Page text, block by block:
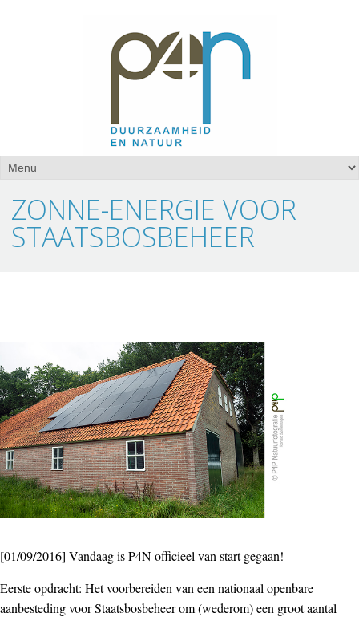
ZONNE-ENERGIE VOOR
STAATSBOSBEHEER
[01/09/2016] Vandaag is P4N officieel van start gegaan!
Eerste opdracht: Het voorbereiden van een nationaal openbare
aanbesteding voor Staatsbosbeheer om (wederom) een groot aantal